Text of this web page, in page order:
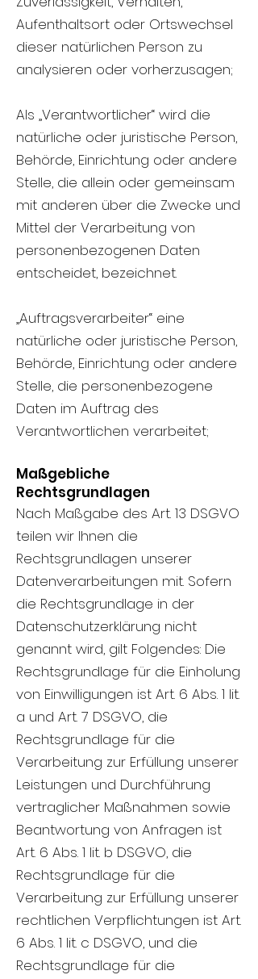
Aufenthaltsort oder Ortswechsel
dieser natürlichen Person zu
analysieren oder vorherzusagen;
Als „Verantwortlicher“ wird die
natürliche oder juristische Person,
Behörde, Einrichtung oder andere
Stelle, die allein oder gemeinsam
mit anderen über die Zwecke und
Mittel der Verarbeitung von
personenbezogenen Daten
entscheidet, bezeichnet.
„Auftragsverarbeiter“ eine
natürliche oder juristische Person,
Behörde, Einrichtung oder andere
Stelle, die personenbezogene
Daten im Auftrag des
Verantwortlichen verarbeitet;
Maßgebliche
Rechtsgrundlagen
Nach Maßgabe des Art. 13 DSGVO
teilen wir Ihnen die
Rechtsgrundlagen unserer
Datenverarbeitungen mit. Sofern
die Rechtsgrundlage in der
Datenschutzerklärung nicht
genannt wird, gilt Folgendes: Die
Rechtsgrundlage für die Einholung
von Einwilligungen ist Art. 6 Abs. 1 lit.
a und Art. 7 DSGVO, die
Rechtsgrundlage für die
Verarbeitung zur Erfüllung unserer
Leistungen und Durchführung
vertraglicher Maßnahmen sowie
Beantwortung von Anfragen ist
Art. 6 Abs. 1 lit. b DSGVO, die
Rechtsgrundlage für die
Verarbeitung zur Erfüllung unserer
rechtlichen Verpflichtungen ist Art.
6 Abs. 1 lit. c DSGVO, und die
Rechtsgrundlage für die